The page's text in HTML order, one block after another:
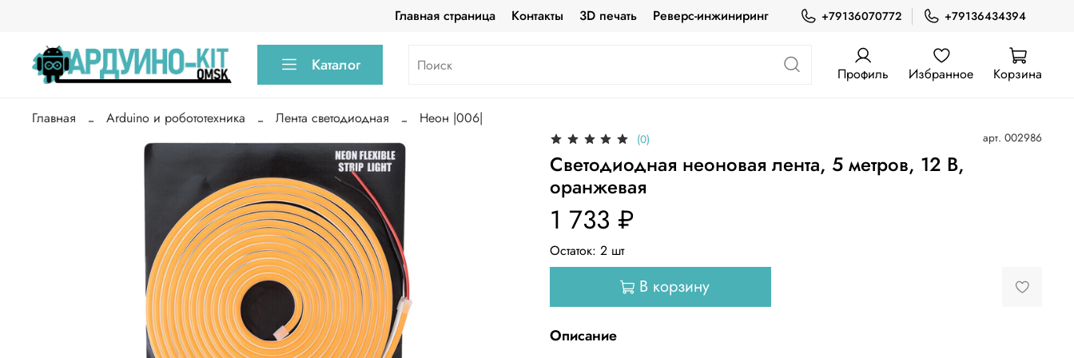
Главная страница Контакты 3D печать Реверс-инжиниринг +79136070772 +79136434394
Каталог Профиль Избранное Корзина
Главная Arduino и робототехника Лента светодиодная Неон |006|
(0) арт. 002986
Светодиодная неоновая лента, 5 метров, 12 В,
оранжевая
1 733 ₽
Остаток: 2 шт
В корзину
Описание